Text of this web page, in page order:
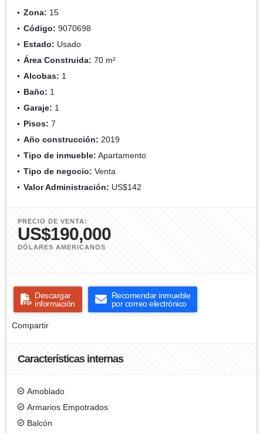
Zona: 15
Código: 9070698
Estado: Usado
Área Construida: 70 m²
Alcobas: 1
Baño: 1
Garaje: 1
Pisos: 7
Año construcción: 2019
Tipo de inmueble: Apartamento
Tipo de negocio: Venta
Valor Administración: US$142
PRECIO DE VENTA:
US$190,000
DÓLARES AMERICANOS
Descargar
información
Recomendar inmueble
por correo electrónico
Compartir
Características internas
Amoblado
Armarios Empotrados
Balcón